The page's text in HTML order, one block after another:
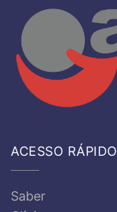
ACESSO RÁPIDO
Saber